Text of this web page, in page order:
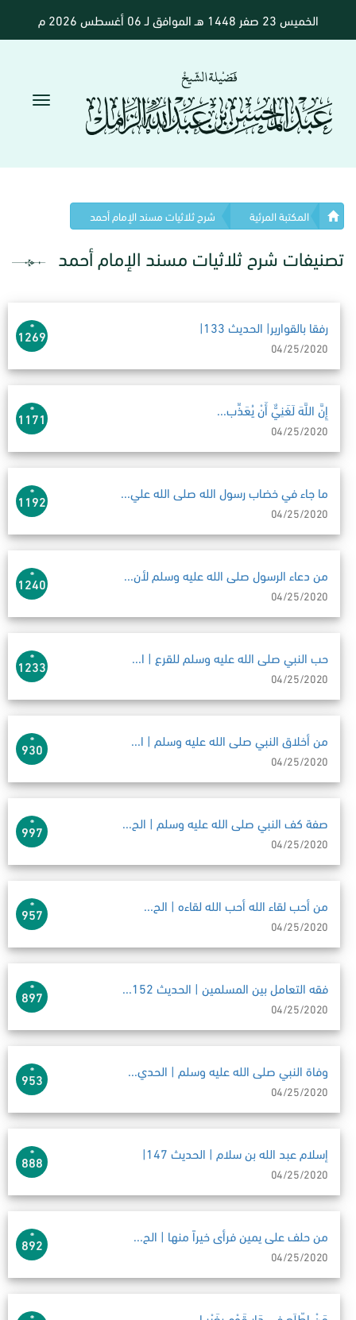
الخميس 23 صفر 1448 هـ الموافق لـ 06 أغسطس 2026 م
المكتبة المرئية شرح ثلاثيات مسند الإمام أحمد
تصنيفات شرح ثلاثيات مسند الإمام أحمد
رفقا بالقوارير| الحديث 133|
04/25/2020
1269
إِنَّ اللَّهَ لَغَنِيٌّ أَنْ يُعَذِّب...
04/25/2020
1171
ما جاء في خضاب رسول الله صلى الله علي...
04/25/2020
1192
من دعاء الرسول صلى الله عليه وسلم لأن...
04/25/2020
1240
حب النبي صلى الله عليه وسلم للقرع | ا...
04/25/2020
1233
من أخلاق النبي صلى الله عليه وسلم | ا...
04/25/2020
930
صفة كف النبي صلى الله عليه وسلم | الح...
04/25/2020
997
من أحب لقاء الله أحب الله لقاءه | الح...
04/25/2020
957
فقه التعامل بين المسلمين | الحديث 152...
04/25/2020
897
وفاة النبي صلى الله عليه وسلم | الحدي...
04/25/2020
953
إسلام عبد الله بن سلام | الحديث 147|
04/25/2020
888
من حلف على يمين فرأى خيراً منها | الح...
04/25/2020
892